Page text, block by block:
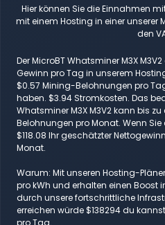
Hier können Sie die Einnahmen
mit einem Hosting in einer unserer
den
Der MicroBT Whatsminer M3X
Gewinn pro Tag in unserem
$0.57 Mining-Belohnungen pro
haben. $3.94 Stromkosten. Das
Whatsminer M3X M3V2 kann bis
Belohnungen pro Monat. Wenn
$118.08 Ihr geschätzter
Monat.
Warum: Mit unseren Hosting-
pro kWh und erhalten einen Boost
durch unsere fortschrittliche
erreichen würde $138294 du
pro Tag.